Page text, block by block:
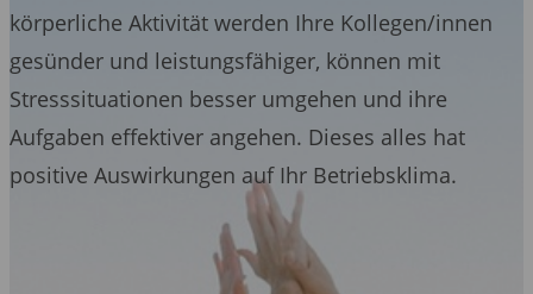
körperliche Aktivität werden Ihre Kollegen/innen
gesünder und leistungsfähiger, können mit
Stresssituationen besser umgehen und ihre
Aufgaben effektiver angehen. Dieses alles hat
positive Auswirkungen auf Ihr Betriebsklima.